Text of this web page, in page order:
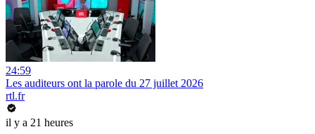
24:59
Les auditeurs ont la parole du 27 juillet 2026
rtl.fr
il y a 21 heures